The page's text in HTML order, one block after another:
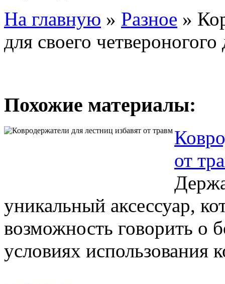
На главную » Разное »
для своего четвероногого
Похожие материалы:
от
уникальный аксессуар,
возможность говорить о
условиях использования